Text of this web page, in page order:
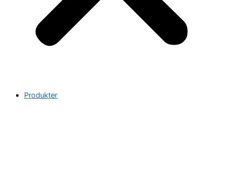
Produkter